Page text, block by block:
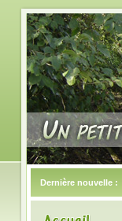
Dernière nouvelle :